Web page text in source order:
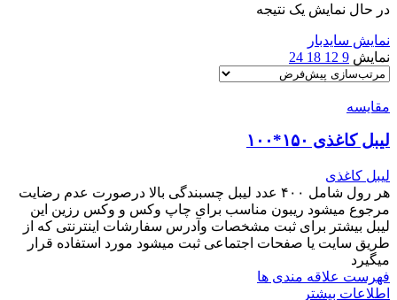
در حال نمایش یک نتیجه
نمایش سایدبار
نمایش 9
12
18
24
مقایسه
لیبل کاغذی ۱۵۰*۱۰۰
لیبل کاغذی
هر رول شامل ۴۰۰ عدد لیبل چسبندگی بالا درصورت عدم رضایت
مرجوع میشود ریبون مناسب برای چاپ وکس و وکس رزین این
لیبل بیشتر برای ثبت مشخصات و‌آدرس سفارشات اینترنتی که از
طریق سایت یا صفحات اجتماعی ثبت میشود مورد استفاده قرار
میگیرد
فهرست علاقه مندی ها
اطلاعات بیشتر